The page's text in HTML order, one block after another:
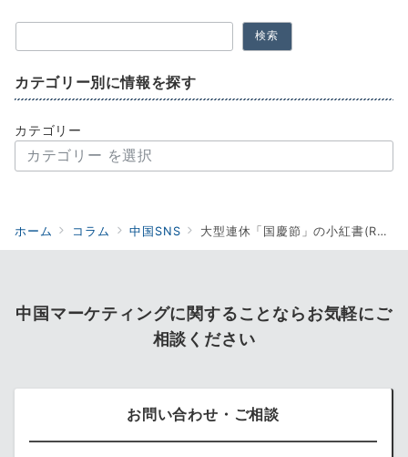
検索
カテゴリー別に情報を探す
カテゴリー
ホーム コラム 中国SNS 大型連休「国慶節」の小紅書(RED)発信から見えた訪日中国人の動向
中国マーケティングに関することならお気軽にご
相談ください
お問い合わせ・ご相談